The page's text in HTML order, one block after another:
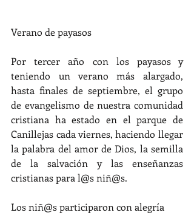
Verano de payasos
Por tercer año con los payasos y
teniendo un verano más alargado,
hasta finales de septiembre, el grupo
de evangelismo de nuestra comunidad
cristiana ha estado en el parque de
Canillejas cada viernes, haciendo llegar
la palabra del amor de Dios, la semilla
de la salvación y las enseñanzas
cristianas para l@s niñ@s.
Los niñ@s participaron con alegría